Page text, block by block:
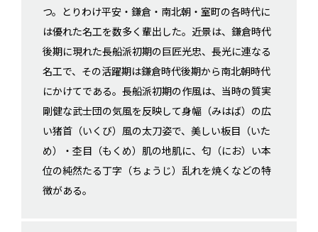
つ。とりわけ平安・鎌倉・南北朝・室町の各時代に
は優れた名工を数多く輩出した。近景は、鎌倉時代
後期に現れた長船派初期の巨匠光忠、長光に連なる
名工で、その活躍期は鎌倉時代後期から南北朝時代
にかけてである。長船派初期の作風は、当時の質実
剛健な武士団の気風を反映して身幅（みはば）の広
い猪首（いくび）風の太刀姿で、美しい板目（いた
め）・杢目（もくめ）肌の地肌に、匂（にお）い本
位の純然たる丁字（ちょうじ）乱れを焼くなどの特
徴がある。